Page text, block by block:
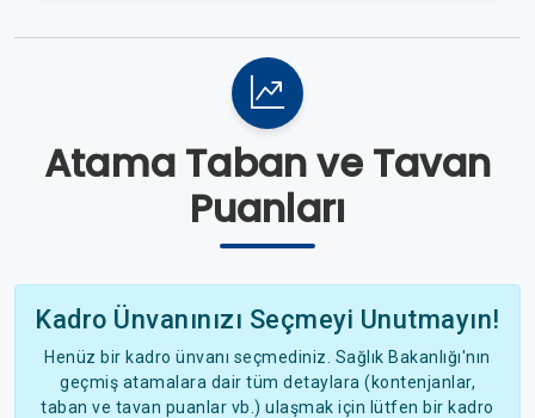
Atama Taban ve Tavan
Puanları
Kadro Ünvanınızı Seçmeyi Unutmayın!
Henüz bir kadro ünvanı seçmediniz. Sağlık Bakanlığı'nın
geçmiş atamalara dair tüm detaylara (kontenjanlar,
taban ve tavan puanlar vb.) ulaşmak için lütfen bir kadro